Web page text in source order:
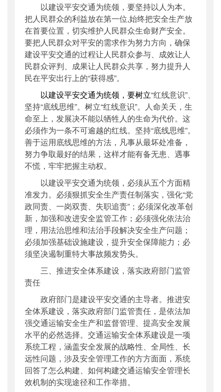
以建设平安交通为统领，要坚持以人为本。
把人民群众的利益放在第一位,始终把安全生产放
在首要位置，切实维护人民群众生命财产安全。
要把人民群众对平安的需求作为努力方向，确保
建设平安交通的过程让人民群众参与、成效让人
民群众评判、成果让人民群众共享，努力提升人
民在平安出行上的“获得感”。
以建设平安交通为统领，要树立“红线意识”、
坚持“底线思维”。树立“红线意识”。人命关天，生
命至上，发展决不能以牺牲人的生命为代价。这
必须作为一条不可逾越的红线。坚持“底线思维”。
善于运用底线思维的方法，凡事从最坏处准备，
努力争取最好的结果，这样才能有备无患、遇事
不慌，牢牢把握主动权。
以建设平安交通为统领，必须从五个方面精
准发力。必须狠抓安全生产责任制落实，强化“党
政同责、一岗双责、失职追责”；必须深化改革创
新，加强和改进安全监管工作；必须强化依法治
理，用法治思维和法治手段解决安全生产问题；
必须加强基础设施建设，提升安全保障能力；必
须坚决遏制重特大事故频发势头。
三、推进安全体系建设，落实政府部门监管
责任
政府部门是建设平安交通的主导者。推进安
全体系建设，落实政府部门监管责任，是依法加
强交通运输安全生产和监督管理、提高安全发展
水平的必然选择。交通运输安全体系建设是一项
系统工程，涵盖安全发展的战略性、全局性、长
远性问题，涉及安全管理工作的方方面面，系统
回答了怎么构建、如何构建交通运输安全管理长
效机制的实现途径和工作举措。